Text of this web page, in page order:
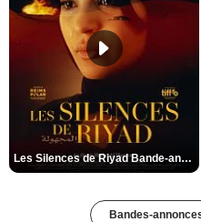
Les Silences de Riyad Bande-annonce VO STFR
Bandes-